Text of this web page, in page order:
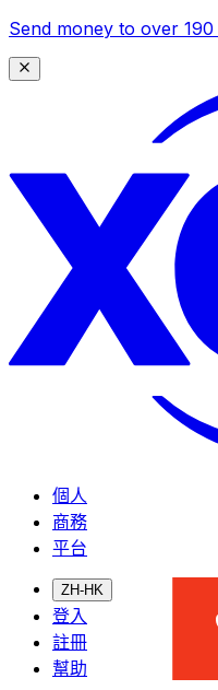
Send money to over
個人
商務
平台
ZH-HK
登入
註冊
幫助